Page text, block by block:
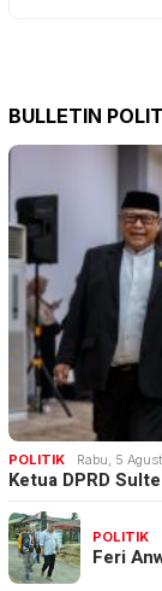
BULLETIN
POLITIK Rabu, 5
Ketua DPRD
POLITIK
Feri